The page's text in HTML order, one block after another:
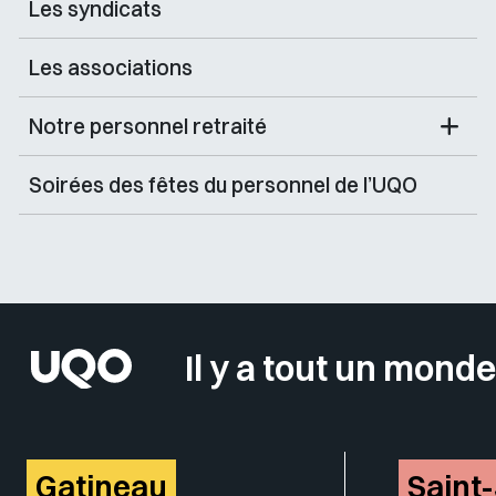
Les syndicats
Les associations
Notre personnel retraité
Soirées des fêtes du personnel de l’UQO
Il y a tout un monde
Gatineau